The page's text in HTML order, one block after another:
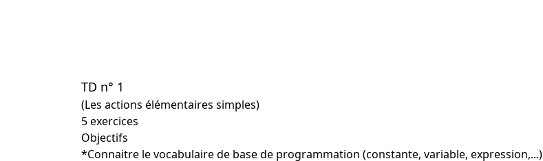
TD n° 1
(Les actions élémentaires simples)
5 exercices
Objectifs
*Connaitre le vocabulaire de base de programmation (constante, variable, expression,...)